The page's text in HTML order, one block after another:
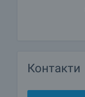
Контакти